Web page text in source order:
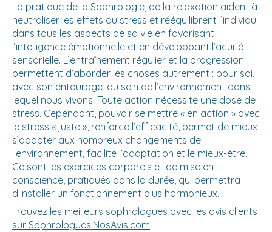
La pratique de la Sophrologie, de la relaxation aident à
neutraliser les effets du stress et rééquilibrent l’individu
dans tous les aspects de sa vie en favorisant
l’intelligence émotionnelle et en développant l’acuité
sensorielle. L’entraînement régulier et la progression
permettent d’aborder les choses autrement : pour soi,
avec son entourage, au sein de l’environnement dans
lequel nous vivons. Toute action nécessite une dose de
stress. Cependant, pouvoir se mettre « en action » avec
le stress « juste », renforce l’efficacité, permet de mieux
s’adapter aux nombreux changements de
l’environnement, facilite l’adaptation et le mieux-être.
Ce sont les exercices corporels et de mise en
conscience, pratiqués dans la durée, qui permettra
d’installer un fonctionnement plus harmonieux.
Trouvez les meilleurs sophrologues avec les avis clients
sur Sophrologues.NosAvis.com